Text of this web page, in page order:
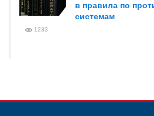
в правила по
системам
1233